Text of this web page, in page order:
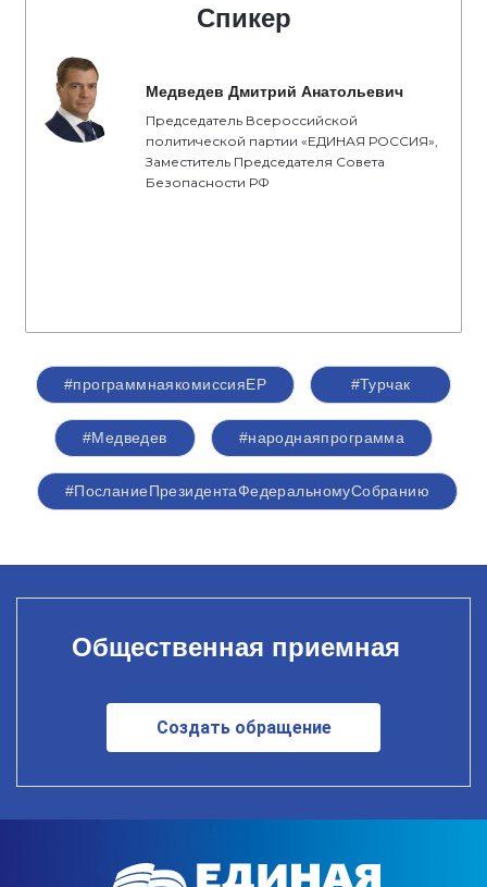
Спикер
Медведев Дмитрий Анатольевич
Председатель Всероссийской
политической партии «ЕДИНАЯ РОССИЯ»,
Заместитель Председателя Совета
Безопасности РФ
#программнаякомиссияЕР #Турчак
#Медведев #народнаяпрограмма
#ПосланиеПрезидентаФедеральномуСобранию
Общественная приемная
Создать обращение